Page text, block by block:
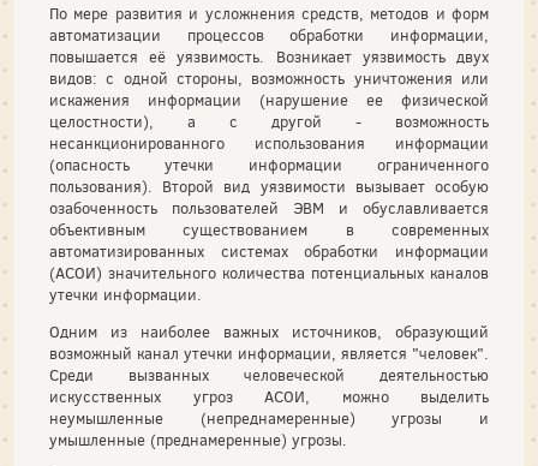
По мере развития и усложнения средств, методов и форм
автоматизации процессов обработки информации,
повышается её уязвимость. Возникает уязвимость двух
видов: с одной стороны, возможность уничтожения или
искажения информации (нарушение ее физической
целостности), а с другой - возможность
несанкционированного использования информации
(опасность утечки информации ограниченного
пользования). Второй вид уязвимости вызывает особую
озабоченность пользователей ЭВМ и обуславливается
объективным существованием в современных
автоматизированных системах обработки информации
(АСОИ) значительного количества потенциальных каналов
утечки информации.
Одним из наиболее важных источников, образующий
возможный канал утечки информации, является "человек".
Среди вызванных человеческой деятельностью
искусственных угроз АСОИ, можно выделить
неумышленные (непреднамеренные) угрозы и
умышленные (преднамеренные) угрозы.